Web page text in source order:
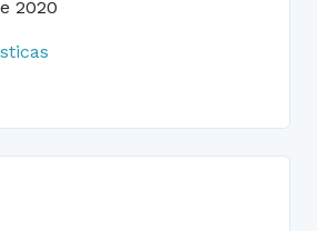
2020